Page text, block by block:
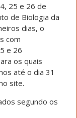
25 e 26 de
de Biologia da
dias, o
com
e 26
os quais
até o dia 31
site.
segundo os